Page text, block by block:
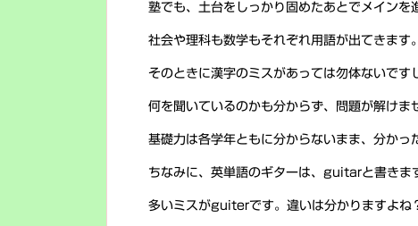
塾でも、土台をしっかり固めたあとでメインを
社会や理科も数学もそれぞれ用語が出てきます。
そのときに漢字のミスがあっては勿体ないです
何を聞いているのかも分からず、問題が解けま
基礎力は各学年ともに分からないまま、分かっ
ちなみに、英単語のギターは、guitarと書きま
多いミスがguiterです。違いは分かりますよね